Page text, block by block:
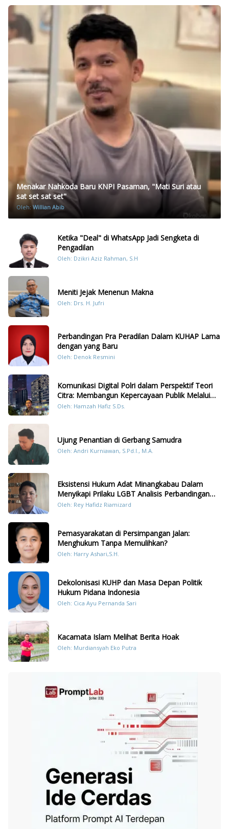
Menakar Nahkoda Baru KNPI Pasaman, "Mati Suri atau
sat set sat set"
Oleh:Willian Abib
Ketika "Deal" di WhatsApp Jadi Sengketa di
Pengadilan
Oleh: Dzikri Aziz Rahman, S.H
Meniti Jejak Menenun Makna
Oleh: Drs. H. Jufri
Perbandingan Pra Peradilan Dalam KUHAP Lama
dengan yang Baru
Oleh: Denok Resmini
Komunikasi Digital Polri dalam Perspektif Teori
Citra: Membangun Kepercayaan Publik Melalui
Konten Humanis Kesiapsiagaan Bencana di
Oleh: Hamzah Hafiz S.Ds.
Ujung Penantian di Gerbang Samudra
Oleh: Andri Kurniawan, S.Pd.I., M.A.
Eksistensi Hukum Adat Minangkabau Dalam
Menyikapi Prilaku LGBT Analisis Perbandingan
Dengan Hukum Pidana
Oleh: Rey Hafidz Riamizard
Pemasyarakatan di Persimpangan Jalan:
Menghukum Tanpa Memulihkan?
Oleh: Harry Ashari,S.H.
Dekolonisasi KUHP dan Masa Depan Politik
Hukum Pidana Indonesia
Oleh: Cica Ayu Pernanda Sari
Kacamata Islam Melihat Berita Hoak
Oleh: Murdiansyah Eko Putra